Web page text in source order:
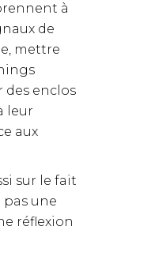
à
de
mettre
des enclos
leur
aux
sur le fait
pas une
réflexion